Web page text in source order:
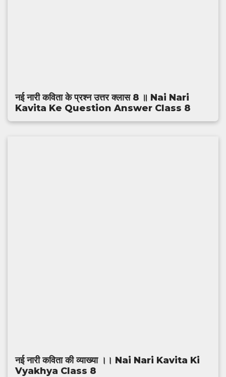
नई नारी कविता के प्रश्न उत्तर क्लास 8 ॥ Nai Nari
Kavita Ke Question Answer Class 8
नई नारी कविता की व्याख्या ।। Nai Nari Kavita Ki
Vyakhya Class 8